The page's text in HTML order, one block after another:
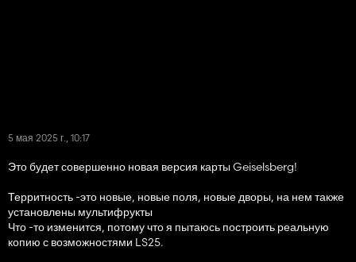
5 мая 2025 г., 10:17
Это будет совершенно новая версия карты Geiselsberg!
Территность -это новые, новые поля, новые дворы, на нем также
установлены мультифрукты
Что -то изменится, потому что я пытаюсь построить реальную
копию с возможностями LS25.